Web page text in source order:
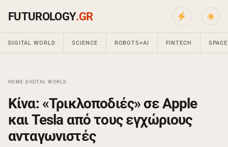
FUTUROLOGY.GR
DIGITAL WORLD SCIENCE ROBOTS+AI FINTECH SPACE
HOME DIGITAL WORLD
Κίνα: «Τρικλοποδιές» σε Apple
και Tesla από τους εγχώριους
ανταγωνιστές